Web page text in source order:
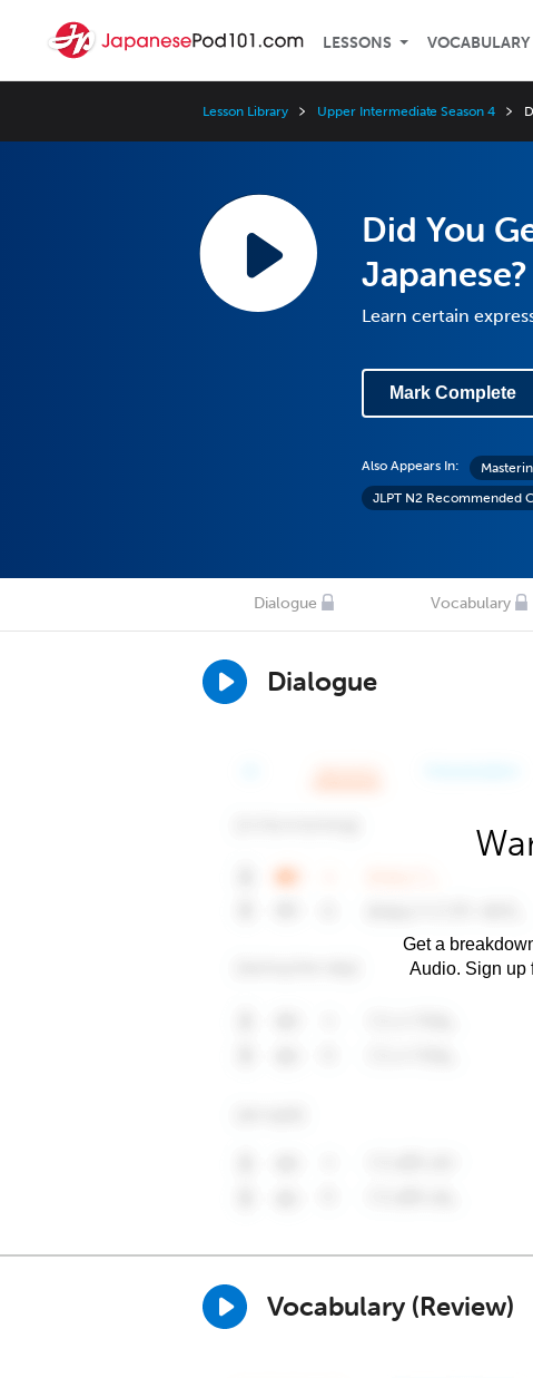
LESSONS VOCABULARY
Lesson Library Upper Intermediate Season 4
Did You
Japanese?
Learn certain
Mark Complete
Also Appears In:
JLPT N2 Recommended
Dialogue Vocabulary
Dialogue
Get a
Audio. Sign up
Vocabulary (Review)